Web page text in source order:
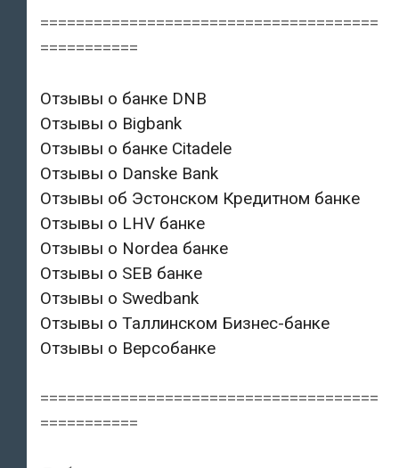
======================================
===========
Отзывы о банке DNB
Отзывы о Bigbank
Отзывы о банке Citadele
Отзывы о Danske Bank
Отзывы об Эстонском Кредитном банке
Отзывы о LHV банке
Отзывы о Nordea банке
Отзывы о SEB банке
Отзывы о Swedbank
Отзывы о Таллинском Бизнес-банке
Отзывы о Версобанке
======================================
===========